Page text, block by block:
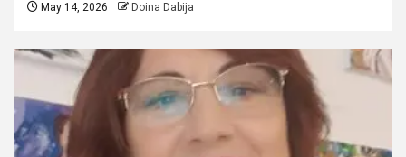
May 14, 2026 Doina Dabija